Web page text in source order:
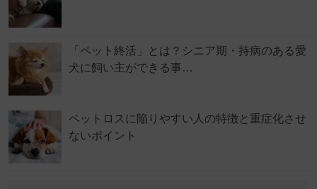
「ペット終活」とは？シニア期・持病のある愛
犬に飼い主ができる事…
ペットロスに陥りやすい人の特徴と重症化させ
ないポイント